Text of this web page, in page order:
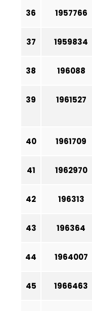
36 1957766
37 1959834
38 196088
39 1961527
40 1961709
41 1962970
42 196313
43 196364
44 1964007
45 1966463